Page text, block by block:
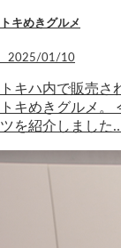
トキめきグルメ
2025/01/10
トキハ内で販売
トキめきグルメ
ツを紹介しました